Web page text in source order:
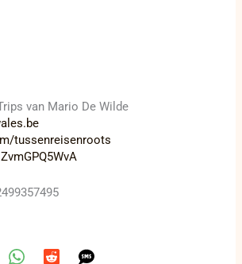
van Mario De Wilde
tussenreisenroots